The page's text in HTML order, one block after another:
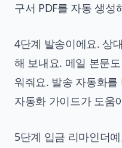
구서 PDF를 자동 생성
4단계 발송이에요. 상
해 보내요. 메일 본문
워줘요. 발송 자동화를
자동화 가이드가 도움
5단계 입금 리마인더